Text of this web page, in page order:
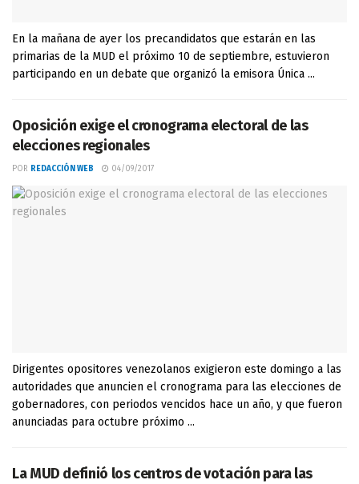
En la mañana de ayer los precandidatos que estarán en las
primarias de la MUD el próximo 10 de septiembre, estuvieron
participando en un debate que organizó la emisora Única ...
Oposición exige el cronograma electoral de las
elecciones regionales
POR REDACCIÓN WEB 04/09/2017
Dirigentes opositores venezolanos exigieron este domingo a las
autoridades que anuncien el cronograma para las elecciones de
gobernadores, con periodos vencidos hace un año, y que fueron
anunciadas para octubre próximo ...
La MUD definió los centros de votación para las